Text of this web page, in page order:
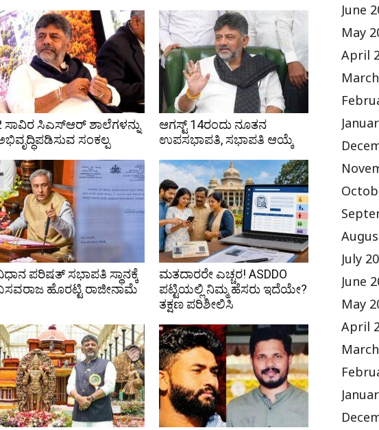
ಸಾವಿರ ಸಿಎಸ್‌ಆರ್ ಶಾಲೆಗಳನ್ನು
ಸಂಕಲ್ಪ
ಆಗಸ್ಟ್ 14ರಂದು ನೂತನ
ಉಪಸಭಾಪತಿ, ಸಭಾಪತಿ ಆಯ್ಕೆ
ಪರಿಷತ್ ಸಭಾಪತಿ ಸ್ಥಾನಕ್ಕೆ
ಹೊರಟ್ಟಿ ರಾಜೀನಾಮೆ
ಮತದಾರರೇ ಎಚ್ಚರ! ASDDO
ಪಟ್ಟಿಯಲ್ಲಿ ನಿಮ್ಮ ಹೆಸರು ಇದೆಯೇ?
ತಕ್ಷಣ ಪರಿಶೀಲಿಸಿ
June
May
April
July
June
May
April